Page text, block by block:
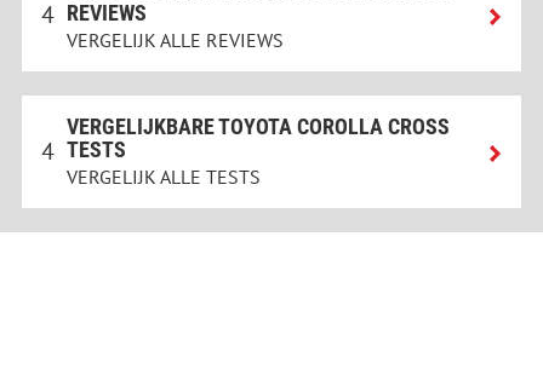
4 REVIEWS
VERGELIJK ALLE REVIEWS
4
VERGELIJKBARE TOYOTA COROLLA CROSS
TESTS
VERGELIJK ALLE TESTS